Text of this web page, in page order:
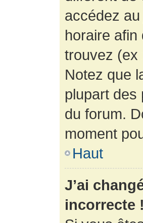
accédez au
horaire afin
trouvez (ex
Notez que
plupart des
du forum.
moment
Haut
J’ai
incorrecte !